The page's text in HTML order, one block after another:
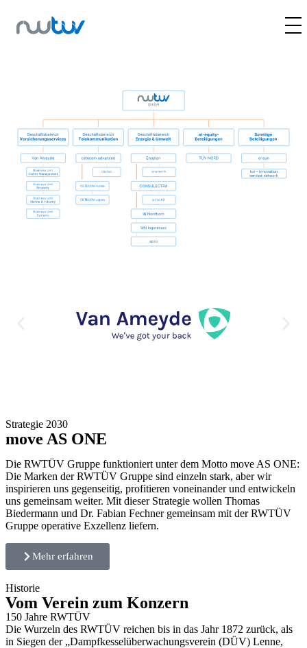
Über uns
Strategie 2030
move AS ONE
Die RWTÜV Gruppe funktioniert unter dem Motto move AS ONE:
Die Marken der RWTÜV Gruppe sind einzeln stark, aber wir
inspirieren uns gegenseitig, profitieren voneinander und entwickeln
uns gemeinsam weiter. Mit dieser Strategie wollen Thomas
Biedermann und Dr. Fabian Fechner gemeinsam mit der RWTÜV
Gruppe operative Exzellenz liefern.
Mehr erfahren
Historie
Vom Verein zum Konzern
150 Jahre RWTÜV
Die Wurzeln des RWTÜV reichen bis in das Jahr 1872 zurück, als
in Siegen der „Dampfkesselüberwachungsverein (DÜV) Lenne,